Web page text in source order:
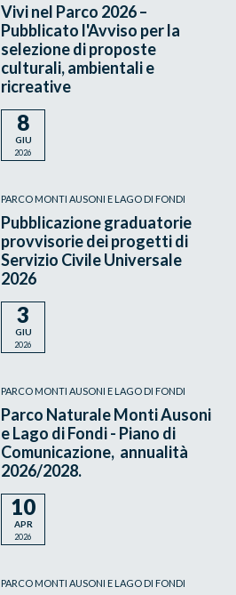
Vivi nel Parco 2026 –
Pubblicato l'Avviso per la
selezione di proposte
culturali, ambientali e
ricreative
8
GIU
2026
PARCO MONTI AUSONI E LAGO DI FONDI
Pubblicazione graduatorie
provvisorie dei progetti di
Servizio Civile Universale
2026
3
GIU
2026
PARCO MONTI AUSONI E LAGO DI FONDI
Parco Naturale Monti Ausoni
e Lago di Fondi - Piano di
Comunicazione, annualità
2026/2028.
10
APR
2026
PARCO MONTI AUSONI E LAGO DI FONDI